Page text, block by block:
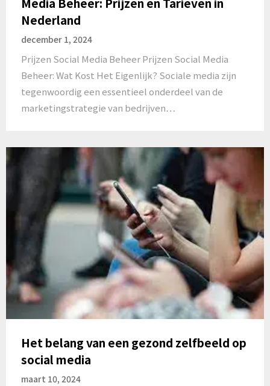
Nederland
december 1, 2024
Prijzen Social Media Beheer Prijzen Social Media
Beheer: Wat Kost Het Eigenlijk? Sociale media zijn
tegenwoordig een essentieel onderdeel van de
marketingstrategie van bedrijven…
Het belang van een gezond zelfbeeld op
social media
maart 10, 2024